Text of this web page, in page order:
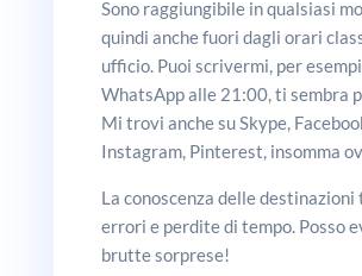
Sono raggiungibile in qualsiasi
quindi anche fuori dagli orari
ufficio. Puoi scrivermi, per
WhatsApp alle 21:00, ti sembra
Mi trovi anche su Skype,
Instagram, Pinterest, insomma
La conoscenza delle
errori e perdite di tempo. Posso
brutte sorprese!